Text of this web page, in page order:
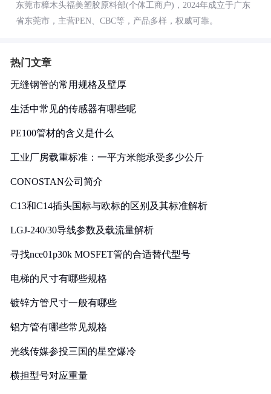
东莞市樟木头福美塑胶原料部(个体工商户)，2024年成立于广东
省东莞市，主营PEN、CBC等，产品多样，权威可靠。
热门文章
无缝钢管的常用规格及壁厚
生活中常见的传感器有哪些呢
PE100管材的含义是什么
工业厂房载重标准：一平方米能承受多少公斤
CONOSTAN公司简介
C13和C14插头国标与欧标的区别及其标准解析
LGJ-240/30导线参数及载流量解析
寻找nce01p30k MOSFET管的合适替代型号
电梯的尺寸有哪些规格
镀锌方管尺寸一般有哪些
铝方管有哪些常见规格
光线传媒参投三国的星空爆冷
横担型号对应重量